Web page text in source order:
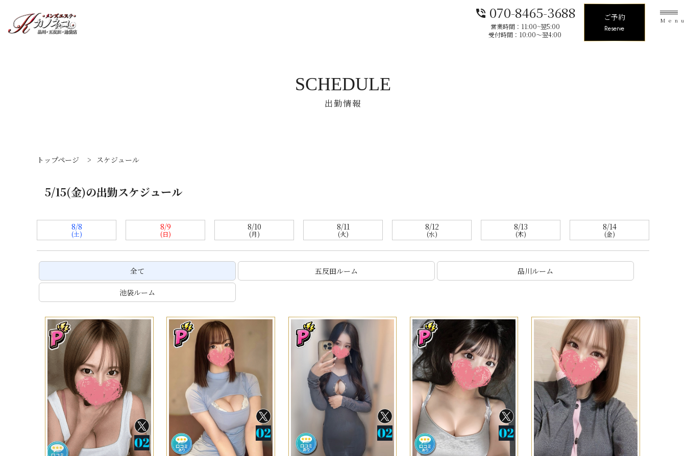
phone_in_talk 070-8465-3688
営業時間：11:00~翌5:00
受付時間：10:00〜翌4:00
ご予約
Reserve
出勤情報
SCHEDULE
トップページ > スケジュール
5/15(金)の出勤スケジュール
8/8
(土)
8/9
(日)
8/10
(月)
8/11
(火)
8/12
(水)
8/13
(木)
8/14
(金)
全て 五反田ルーム 品川ルーム
池袋ルーム